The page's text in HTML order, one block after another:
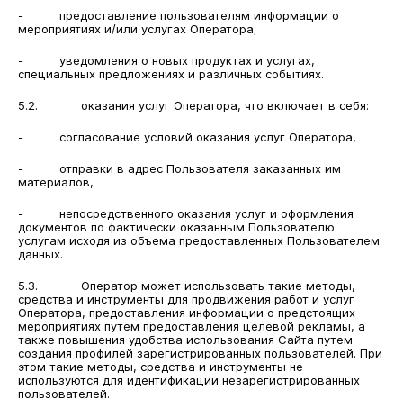
- предоставление пользователям информации о
мероприятиях и/или услугах Оператора;
- уведомления о новых продуктах и услугах,
специальных предложениях и различных событиях.
5.2. оказания услуг Оператора, что включает в себя:
- согласование условий оказания услуг Оператора,
- отправки в адрес Пользователя заказанных им
материалов,
- непосредственного оказания услуг и оформления
документов по фактически оказанным Пользователю
услугам исходя из объема предоставленных Пользователем
данных.
5.3. Оператор может использовать такие методы,
средства и инструменты для продвижения работ и услуг
Оператора, предоставления информации о предстоящих
мероприятиях путем предоставления целевой рекламы, а
также повышения удобства использования Сайта путем
создания профилей зарегистрированных пользователей. При
этом такие методы, средства и инструменты не
используются для идентификации незарегистрированных
пользователей.